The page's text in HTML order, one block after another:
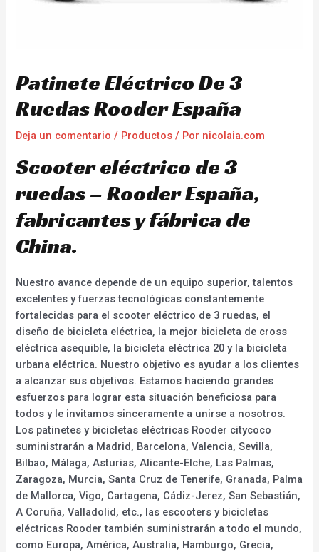
Patinete Eléctrico De 3
Ruedas Rooder España
Deja un comentario / Productos / Por nicolaia.com
Scooter eléctrico de 3
ruedas – Rooder España,
fabricantes y fábrica de
China.
Nuestro avance depende de un equipo superior, talentos
excelentes y fuerzas tecnológicas constantemente
fortalecidas para el scooter eléctrico de 3 ruedas, el
diseño de bicicleta eléctrica, la mejor bicicleta de cross
eléctrica asequible, la bicicleta eléctrica 20 y la bicicleta
urbana eléctrica. Nuestro objetivo es ayudar a los clientes
a alcanzar sus objetivos. Estamos haciendo grandes
esfuerzos para lograr esta situación beneficiosa para
todos y le invitamos sinceramente a unirse a nosotros.
Los patinetes y bicicletas eléctricas Rooder citycoco
suministrarán a Madrid, Barcelona, Valencia, Sevilla,
Bilbao, Málaga, Asturias, Alicante-Elche, Las Palmas,
Zaragoza, Murcia, Santa Cruz de Tenerife, Granada, Palma
de Mallorca, Vigo, Cartagena, Cádiz-Jerez, San Sebastián,
A Coruña, Valladolid, etc., las escooters y bicicletas
eléctricas Rooder también suministrarán a todo el mundo,
como Europa, América, Australia, Hamburgo, Grecia,